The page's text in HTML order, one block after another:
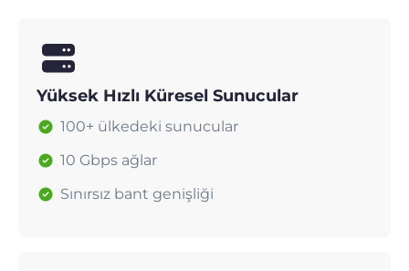
Yüksek Hızlı Küresel Sunucular
100+ ülkedeki sunucular
10 Gbps ağlar
Sınırsız bant genişliği